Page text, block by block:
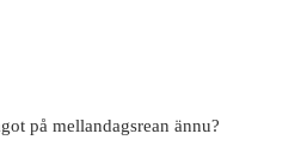
på mellandagsrean ännu?